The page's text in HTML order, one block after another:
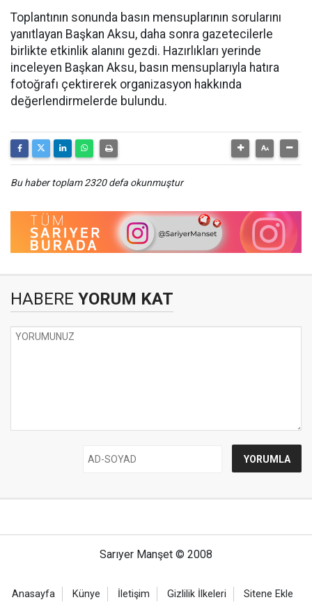
Toplantının sonunda basın mensuplarının sorularını
yanıtlayan Başkan Aksu, daha sonra gazetecilerle
birlikte etkinlik alanını gezdi. Hazırlıkları yerinde
inceleyen Başkan Aksu, basın mensuplarıyla hatıra
fotoğrafı çektirerek organizasyon hakkında
değerlendirmelerde bulundu.
Bu haber toplam 2320 defa okunmuştur
HABERE YORUM KAT
Sarıyer Manşet © 2008
Anasayfa Künye İletişim Gizlilik İlkeleri Sitene Ekle